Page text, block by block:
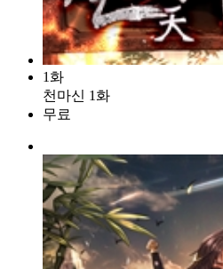
1화
천마신 1화
무료